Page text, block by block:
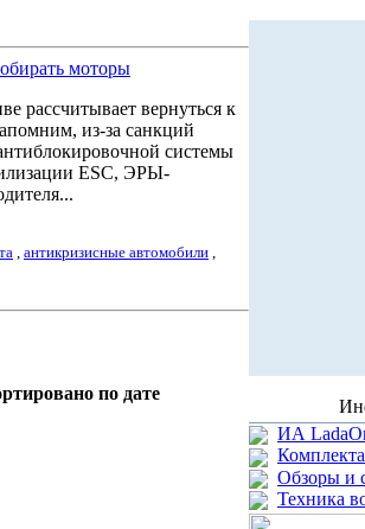
моторы
рассчитывает вернуться к
из-за санкций
системы
ESC, ЭРЫ-
, антикризисные автомобили ,
по дате
ИА
Обзоры и
Техника